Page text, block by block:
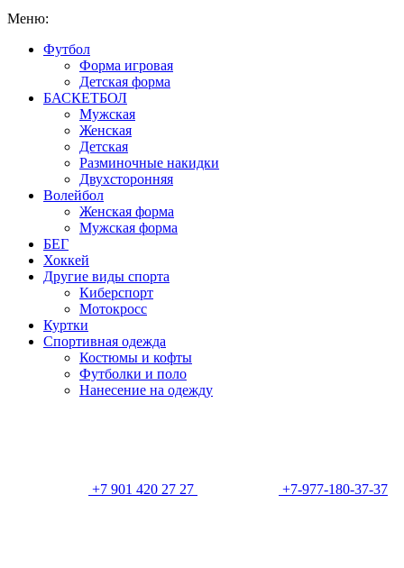
Меню:
Футбол
Форма игровая
Детская форма
БАСКЕТБОЛ
Мужская
Женская
Детская
Разминочные накидки
Двухсторонняя
Волейбол
Женская форма
Мужская форма
БЕГ
Хоккей
Другие виды спорта
Киберспорт
Мотокросс
Куртки
Спортивная одежда
Костюмы и кофты
Футболки и поло
Нанесение на одежду
+7 901 420 27 27 +7-977-180-37-37